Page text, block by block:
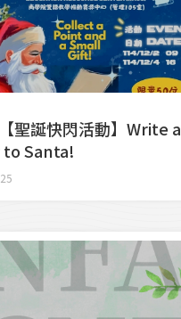
聖誕快閃活動】Write a
Santa!